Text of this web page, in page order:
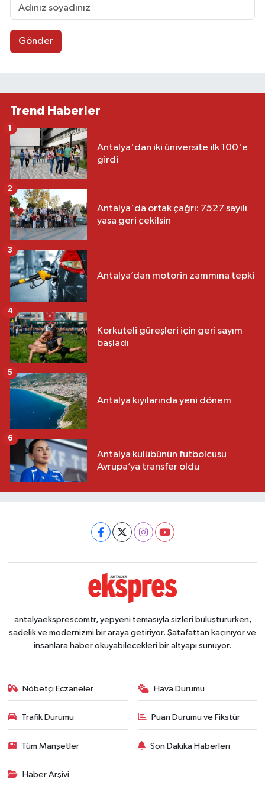
Gönder
Trend Haberler
Antalya'dan iki üniversite ilk 100'e
girdi
1
Antalya'da ortak çağrı: 7527 sayılı
yasa geri çekilsin
2
Antalya’dan motorin zammına tepki
3
Korkuteli güreşleri için geri sayım
başladı
4
Antalya kıyılarında yeni dönem
5
Antalya kulübünün futbolcusu
Avrupa’ya transfer oldu
6
antalyaeksprescomtr, yepyeni temasıyla sizleri buluştururken,
sadelik ve modernizmi bir araya getiriyor. Şatafattan kaçınıyor ve
insanlara haber okuyabilecekleri bir altyapı sunuyor.
Nöbetçi Eczaneler Hava Durumu
Trafik Durumu Puan Durumu ve Fikstür
Tüm Manşetler Son Dakika Haberleri
Haber Arşivi